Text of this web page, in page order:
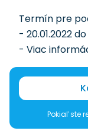
Termín pre
- 20.01.2022
- Viac
Pokiaľ ste